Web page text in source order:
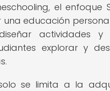
el enfoque
educación
actividades
explorar y
se limita a la